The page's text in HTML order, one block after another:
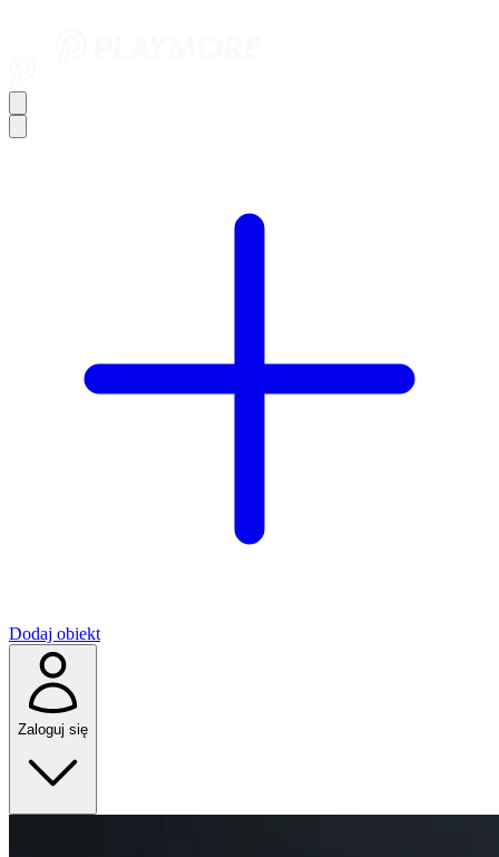
Dodaj obiekt
Zaloguj się